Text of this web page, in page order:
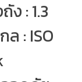
: 1.3
: ISO